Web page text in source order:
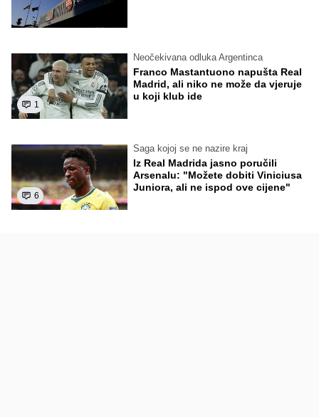
1
Neočekivana odluka Argentinca
Franco Mastantuono napušta Real
Madrid, ali niko ne može da vjeruje
u koji klub ide
6
Saga kojoj se ne nazire kraj
Iz Real Madrida jasno poručili
Arsenalu: "Možete dobiti Viniciusa
Juniora, ali ne ispod ove cijene"